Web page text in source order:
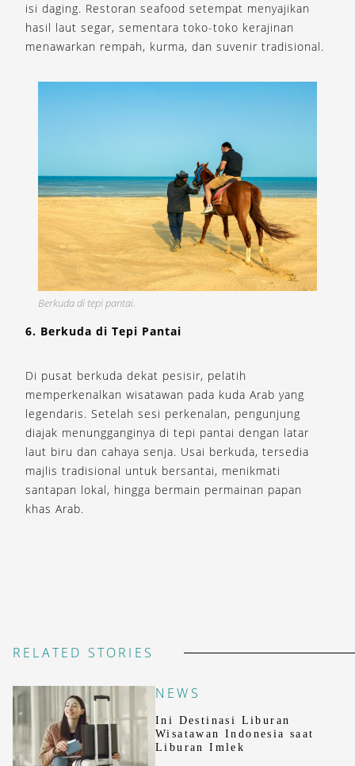
isi daging. Restoran seafood setempat menyajikan
hasil laut segar, sementara toko-toko kerajinan
menawarkan rempah, kurma, dan suvenir tradisional.
Berkuda di tepi pantai.
6. Berkuda di Tepi Pantai
Di pusat berkuda dekat pesisir, pelatih
memperkenalkan wisatawan pada kuda Arab yang
legendaris. Setelah sesi perkenalan, pengunjung
diajak menungganginya di tepi pantai dengan latar
laut biru dan cahaya senja. Usai berkuda, tersedia
majlis tradisional untuk bersantai, menikmati
santapan lokal, hingga bermain permainan papan
khas Arab.
RELATED STORIES
NEWS
Ini Destinasi Liburan
Wisatawan Indonesia saat
Liburan Imlek